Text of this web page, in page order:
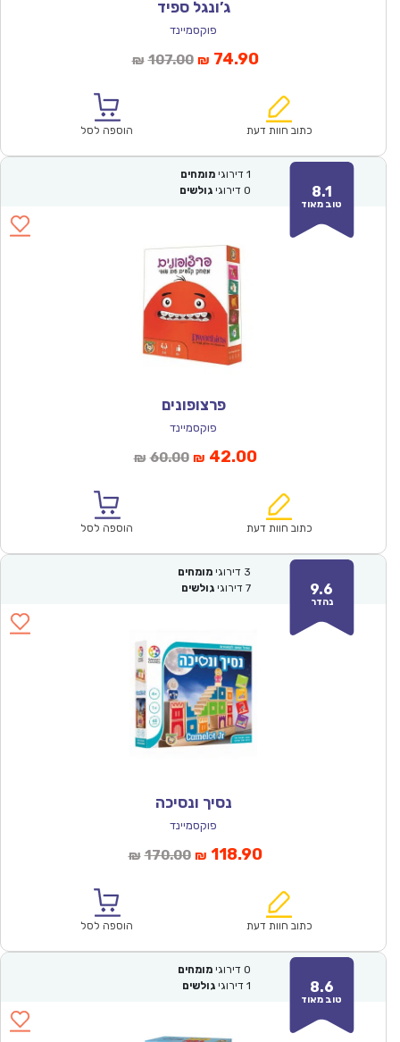
ג’ונגל ספיד
פוקסמיינד
₪ 107.00המחיר
₪107.00.
₪ 74.90המחיר
הוא:
כתוב חוות דעת הוספה לסל
8.1
טוב מאוד
1 דירוגי מומחים
0 דירוגי גולשים
פרצופונים
פוקסמיינד
₪ 60.00המחיר
₪60.00.
₪ 42.00המחיר
הוא:
כתוב חוות דעת הוספה לסל
9.6
נהדר
3 דירוגי מומחים
7 דירוגי גולשים
נסיך ונסיכה
פוקסמיינד
₪ 170.00המחיר
₪170.00.
₪ 118.90המחיר
הוא:
כתוב חוות דעת הוספה לסל
8.6
טוב מאוד
0 דירוגי מומחים
1 דירוגי גולשים